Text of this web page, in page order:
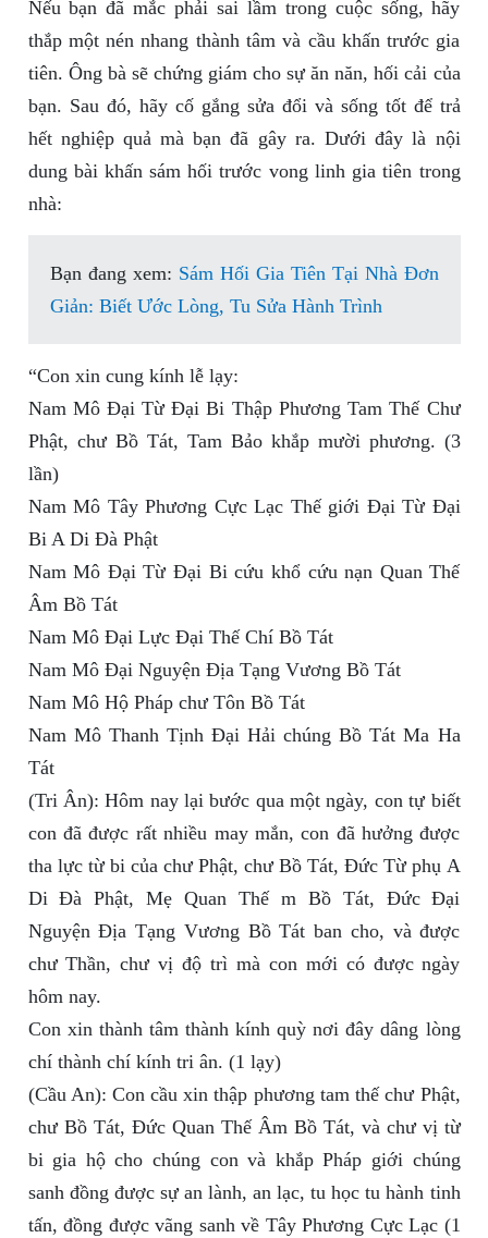
Nếu bạn đã mắc phải sai lầm trong cuộc sống, hãy
thắp một nén nhang thành tâm và cầu khấn trước gia
tiên. Ông bà sẽ chứng giám cho sự ăn năn, hối cải của
bạn. Sau đó, hãy cố gắng sửa đổi và sống tốt để trả
hết nghiệp quả mà bạn đã gây ra. Dưới đây là nội
dung bài khấn sám hối trước vong linh gia tiên trong
nhà:
Bạn đang xem: Sám Hối Gia Tiên Tại Nhà Đơn
Giản: Biết Ước Lòng, Tu Sửa Hành Trình
“Con xin cung kính lễ lạy:
Nam Mô Đại Từ Đại Bi Thập Phương Tam Thế Chư
Phật, chư Bồ Tát, Tam Bảo khắp mười phương. (3
lần)
Nam Mô Tây Phương Cực Lạc Thế giới Đại Từ Đại
Bi A Di Đà Phật
Nam Mô Đại Từ Đại Bi cứu khổ cứu nạn Quan Thế
Âm Bồ Tát
Nam Mô Đại Lực Đại Thế Chí Bồ Tát
Nam Mô Đại Nguyện Địa Tạng Vương Bồ Tát
Nam Mô Hộ Pháp chư Tôn Bồ Tát
Nam Mô Thanh Tịnh Đại Hải chúng Bồ Tát Ma Ha
Tát
(Tri Ân): Hôm nay lại bước qua một ngày, con tự biết
con đã được rất nhiều may mắn, con đã hưởng được
tha lực từ bi của chư Phật, chư Bồ Tát, Đức Từ phụ A
Di Đà Phật, Mẹ Quan Thế m Bồ Tát, Đức Đại
Nguyện Địa Tạng Vương Bồ Tát ban cho, và được
chư Thần, chư vị độ trì mà con mới có được ngày
hôm nay.
Con xin thành tâm thành kính quỳ nơi đây dâng lòng
chí thành chí kính tri ân. (1 lạy)
(Cầu An): Con cầu xin thập phương tam thế chư Phật,
chư Bồ Tát, Đức Quan Thế Âm Bồ Tát, và chư vị từ
bi gia hộ cho chúng con và khắp Pháp giới chúng
sanh đồng được sự an lành, an lạc, tu học tu hành tinh
tấn, đồng được vãng sanh về Tây Phương Cực Lạc (1